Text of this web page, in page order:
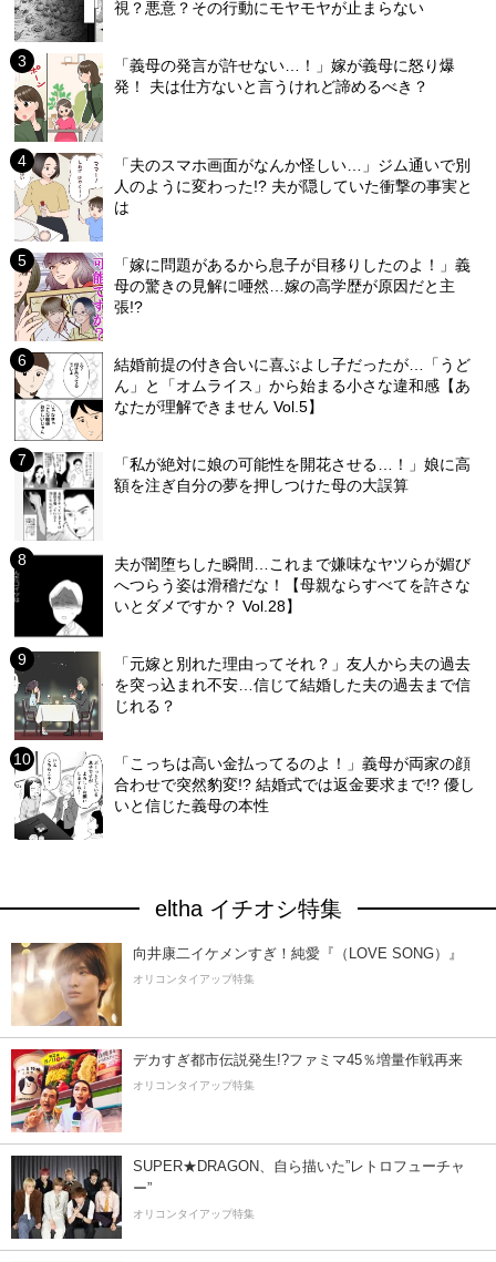
視？悪意？その行動にモヤモヤが止まらない
「義母の発言が許せない…！」嫁が義母に怒り爆
発！ 夫は仕方ないと言うけれど諦めるべき？
「夫のスマホ画面がなんか怪しい…」ジム通いで別
人のように変わった!? 夫が隠していた衝撃の事実と
は
「嫁に問題があるから息子が目移りしたのよ！」義
母の驚きの見解に唖然…嫁の高学歴が原因だと主
張!?
結婚前提の付き合いに喜ぶよし子だったが…「うど
ん」と「オムライス」から始まる小さな違和感【あ
なたが理解できません Vol.5】
「私が絶対に娘の可能性を開花させる…！」娘に高
額を注ぎ自分の夢を押しつけた母の大誤算
夫が闇堕ちした瞬間…これまで嫌味なヤツらが媚び
へつらう姿は滑稽だな！【母親ならすべてを許さな
いとダメですか？ Vol.28】
「元嫁と別れた理由ってそれ？」友人から夫の過去
を突っ込まれ不安…信じて結婚した夫の過去まで信
じれる？
「こっちは高い金払ってるのよ！」義母が両家の顔
合わせで突然豹変!? 結婚式では返金要求まで!? 優し
いと信じた義母の本性
eltha イチオシ特集
向井康二イケメンすぎ！純愛『（LOVE SONG）』
オリコンタイアップ特集
デカすぎ都市伝説発生!?ファミマ45％増量作戦再来
オリコンタイアップ特集
SUPER★DRAGON、自ら描いた”レトロフューチャ
ー”
オリコンタイアップ特集